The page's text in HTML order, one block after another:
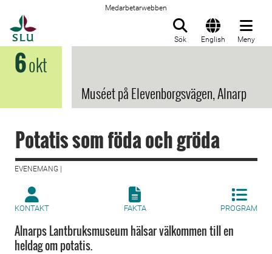
Medarbetarwebben
Sök English Meny
6okt
Muséet på Elevenborgsvägen, Alnarp
Potatis som föda och gröda
EVENEMANG |
KONTAKT FAKTA PROGRAM
Alnarps Lantbruksmuseum hälsar välkommen till en
heldag om potatis.